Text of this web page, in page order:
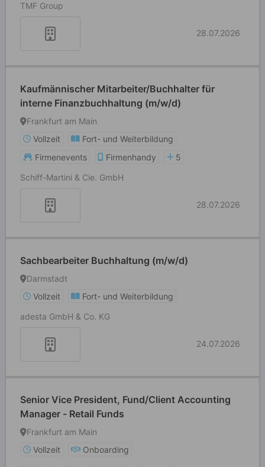
TMF Group
28.07.2026
Kaufmännischer Mitarbeiter/Buchhalter für
interne Finanzbuchhaltung (m/w/d)
Frankfurt am Main
Vollzeit
Fort- und Weiterbildung
Firmenevents
Firmenhandy
5
Schiff-Martini & Cie. GmbH
28.07.2026
Sachbearbeiter Buchhaltung (m/w/d)
Darmstadt
Vollzeit
Fort- und Weiterbildung
adesta GmbH & Co. KG
24.07.2026
Senior Vice President, Fund/Client Accounting
Manager - Retail Funds
Frankfurt am Main
Vollzeit
Onboarding